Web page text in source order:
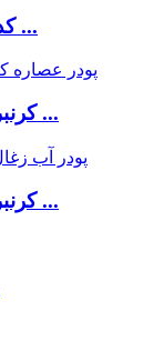
کدو حلوایی خشک ارگانیک ...
کرنبری ارگانیک دارای گواهی ...
کرنبری ارگانیک دارای گواهی ...